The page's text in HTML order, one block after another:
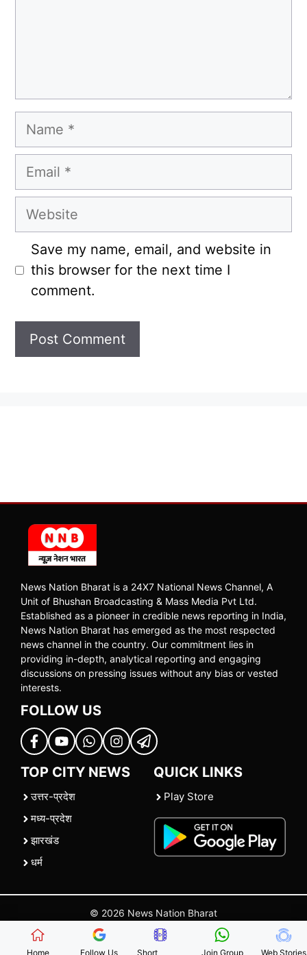
Name
Email
Website
Save my name, email, and website in
this browser for the next time I
comment.
News Nation Bharat is a 24X7 National News Channel, A
Unit of Bhushan Broadcasting & Mass Media Pvt Ltd.
Established as a pioneer in credible news reporting in India,
News Nation Bharat has emerged as the most respected
news channel in the country. Our commitment lies in
providing in-depth, analytical reporting and engaging
discussions on pressing issues without any bias or vested
interests.
FOLLOW US
TOP CITY NEWS
उत्तर-प्रदेश
मध्य-प्रदेश
झारखंड
धर्म
QUICK LINKS
Play Store
© 2026 News Nation Bharat
| |Contact Us |Policies Terms and Conditions
Home Follow Us Short Join Group Web Stories